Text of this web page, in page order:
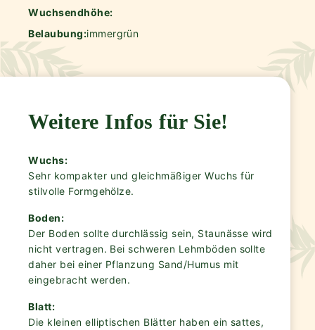
Wuchsendhöhe:
Belaubung:immergrün
Weitere Infos für Sie!
Wuchs:
Sehr kompakter und gleichmäßiger Wuchs für
stilvolle Formgehölze.
Boden:
Der Boden sollte durchlässig sein, Staunässe wird
nicht vertragen. Bei schweren Lehmböden sollte
daher bei einer Pflanzung Sand/Humus mit
eingebracht werden.
Blatt:
Die kleinen elliptischen Blätter haben ein sattes,